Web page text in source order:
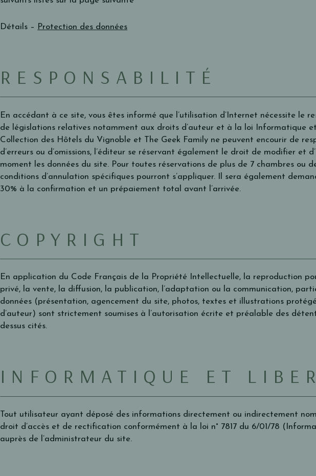
Détails – Protection des données
RESPONSABILITÉ
En accédant à ce site, vous êtes informé que l’utilisation d’Internet nécessite le
de législations relatives notamment aux droits d’auteur et à la loi Informatique
Collection des Hôtels du Vignoble et The Geek Family ne peuvent encourir de
d’erreurs ou d’omissions, l’éditeur se réservant également le droit de modifier et
moment les données du site. Pour toutes réservations de plus de 7 chambres ou
conditions d’annulation spécifiques pourront s’appliquer. Il sera également
30% à la confirmation et un prépaiement total avant l’arrivée.
COPYRIGHT
En application du Code Français de la Propriété Intellectuelle, la reproduction
privé, la vente, la diffusion, la publication, l’adaptation ou la communication,
données (présentation, agencement du site, photos, textes et illustrations
d’auteur) sont strictement soumises à l’autorisation écrite et préalable des
dessus cités.
INFORMATIQUE ET
Tout utilisateur ayant déposé des informations directement ou indirectement
droit d’accès et de rectification conformément à la loi n° 7817 du 6/01/78
auprès de l’administrateur du site.